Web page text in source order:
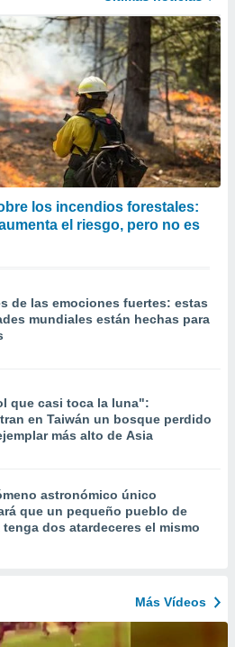
los incendios forestales:
el riesgo, pero no es
de las emociones fuertes: estas
mundiales están hechas para
que casi toca la luna":
en Taiwán un bosque perdido
más alto de Asia
astronómico único
que un pequeño pueblo de
tenga dos atardeceres el mismo
Más Vídeos